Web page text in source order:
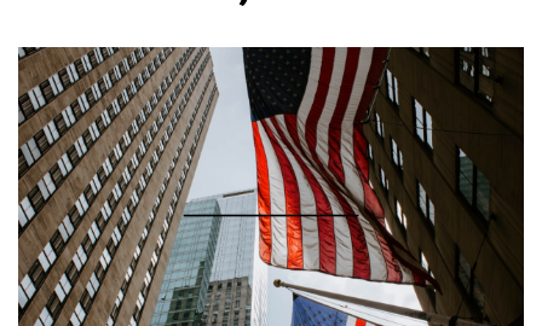
Fed mira el
panorama